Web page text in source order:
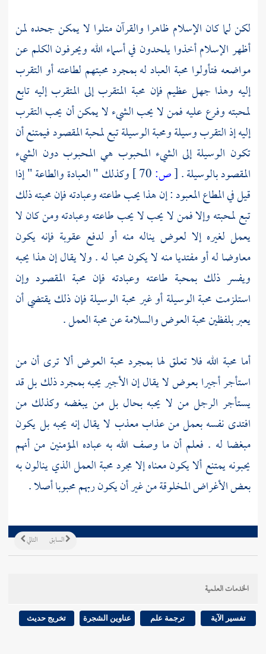
لكن لما كان الإسلام ظاهرا والقرآن متلوا لا يمكن جحده لمن
أظهر الإسلام أخذوا يلحدون في أسماء الله ويحرفون الكلم عن
مواضعه فتأولوا محبة العباد له بمجرد محبتهم لطاعته أو التقرب
إليه وهذا جهل عظيم فإن محبة المتقرب إلى المتقرب إليه تابع
لمحبته وفرع عليه فمن لا يحب الشيء لا يمكن أن يحب التقرب
إليه إذ التقرب وسيلة ومحبة الوسيلة تبع لمحبة المقصود فيمتنع أن
تكون الوسيلة إلى الشيء المحبوب هي المحبوب دون الشيء
المقصود بالوسيلة .[ص:
وكذلك " العبادة والطاعة " إذا
قيل في المطاع المعبود : إن هذا يحب طاعته وعبادته فإن محبته ذلك
تبع لمحبته وإلا فمن لا يحب لا يحب طاعته وعبادته ومن كان لا
يعمل لغيره إلا لعوض يناله منه أو لدفع عقوبة فإنه يكون
معاوضا له أو مفتديا منه لا يكون محبا له . ولا يقال إن هذا يحبه
ويفسر ذلك بمحبة طاعته وعبادته فإن محبة المقصود وإن
استلزمت محبة الوسيلة أو غير محبة الوسيلة فإن ذلك يقتضي أن
يعبر بلفظين محبة العوض والسلامة عن محبة العمل .
أما محبة الله فلا تعلق لها بمجرد محبة العوض ألا ترى أن من
استأجر أجيرا بعوض لا يقال إن الأجير يحبه بمجرد ذلك بل قد
يستأجر الرجل من لا يحبه بحال بل من يبغضه وكذلك من
افتدى نفسه بعمل من عذاب معذب لا يقال إنه يحبه بل يكون
مبغضا له . فعلم أن ما وصف الله به عباده المؤمنين من أنهم
يحبونه يمتنع ألا يكون معناه إلا مجرد محبة العمل الذي ينالون به
بعض الأغراض المخلوقة من غير أن يكون ربهم محبوبا أصلا .
التالي السابق
الخدمات العلمية
تفسير الآية ترجمة علم عناوين الشجرة تخريج حديث